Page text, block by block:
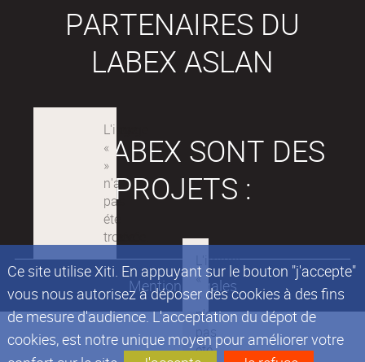
Ce site utilise Xiti. En appuyant sur le bouton "j'accepte"
vous nous autorisez à déposer des cookies à des fins
de mesure d'audience. L'acceptation du dépot de
cookies, est notre unique moyen pour améliorer votre
PARTENAIRES DU
LABEX ASLAN
LES LABEX SONT DES
PROJETS :
Mentions légales